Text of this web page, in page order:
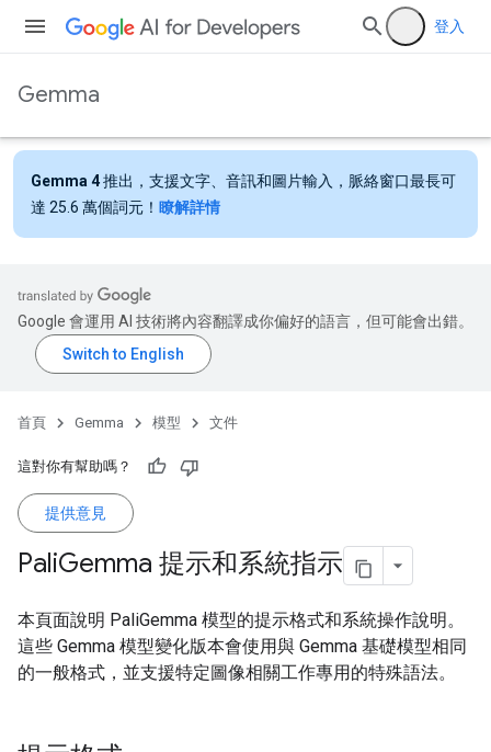
登入
Gemma
Gemma 4推出，支援文字、音訊和圖片輸入，脈絡窗口最長可
達 25.6 萬個詞元！ 瞭解詳情
Google 會運用 AI 技術將內容翻譯成你偏好的語言，但可能會出錯。
首頁 Gemma 模型 文件
這對你有幫助嗎？
提供意見
PaliGemma 提示和系統指示
本頁面說明 PaliGemma 模型的提示格式和系統操作說明。
這些 Gemma 模型變化版本會使用與 Gemma 基礎模型相同
的一般格式，並支援特定圖像相關工作專用的特殊語法。